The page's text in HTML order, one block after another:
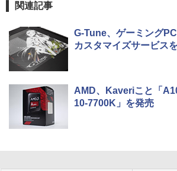
関連記事
G-Tune、ゲーミング
カスタマイズサービス
AMD、Kaveriこと「
10-7700K」を発売